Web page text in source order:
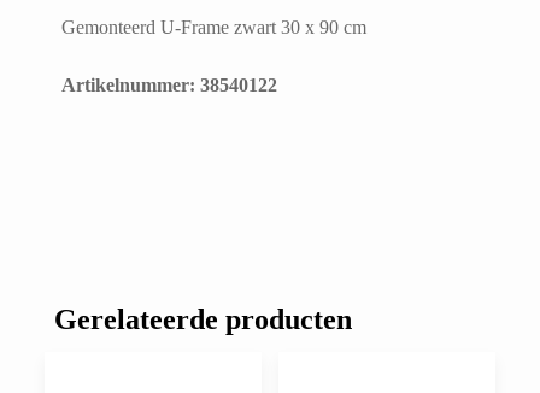
Gemonteerd U-Frame zwart 30 x 90 cm
Artikelnummer: 38540122
Gerelateerde producten